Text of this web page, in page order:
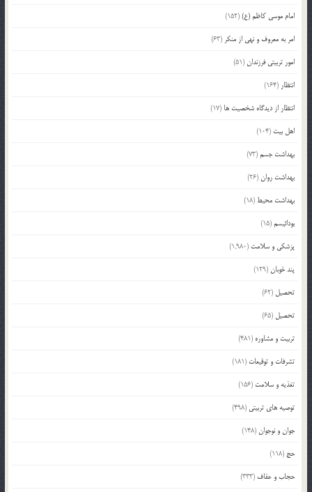
امام موسی کاظم (ع)(152)
امر به معروف و نهی از منکر (63)
امور تربیتی فرزندان(51)
انتظار (164)
انتظار از دیدگاه شخصیت ها (17)
اهل بیت (104)
بهداشت جسم(73)
بهداشت روان(26)
بهداشت محیط (18)
بودائیسم(15)
پزشکی و سلامت (1,980)
پند خوبان(129)
تحصیل (62)
تحصیل (65)
تربیت و مشاوره (481)
تشرفات و توقیعات (181)
تغذیه و سلامت (156)
توصیه های تربیتی (498)
جوان و نوجوان(148)
حج (118)
حجاب و عفاف (333)